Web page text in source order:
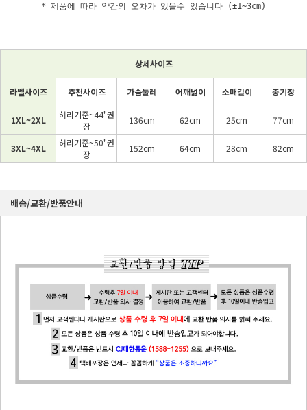
* 제품에 따라 약간의 오차가 있을수 있습니다 (±1~3cm)
상세사이즈
라벨사이즈 추천사이즈 가슴둘레 어깨넓이 소매길이 총기장
1XL~2XL
허리기준~44"권
장
136cm 62cm 25cm 77cm
3XL~4XL
허리기준~50"권
장
152cm 64cm 28cm 82cm
배송/교환/반품안내